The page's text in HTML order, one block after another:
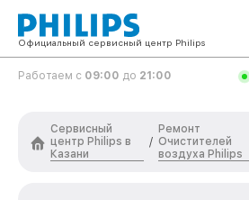
Официальный сервисный центр Philips
Работаем с 09:00 до 21:00
Сервисный
центр Philips в
Казани
/
Ремонт
Очистителей
воздуха Philips